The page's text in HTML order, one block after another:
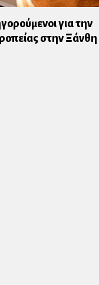
για την
στην Ξάνθη